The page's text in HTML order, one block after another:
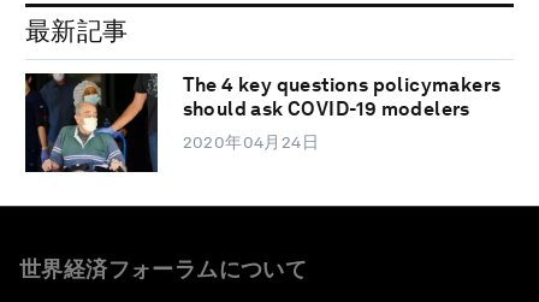
最新記事
The 4 key questions policymakers
should ask COVID-19 modelers
2020年04月24日
世界経済フォーラムについて